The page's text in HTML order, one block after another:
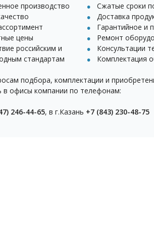
производство
цены
российским и
стандартам
Сжатые сроки
Доставка
Гарантийное и
Ремонт
Консультации
Комплектация
подбора, комплектации и
в офисы компании по телефонам:
246-44-65, в г.Казань +7 (843) 230-48-75